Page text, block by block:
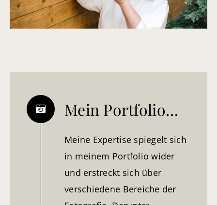
Mein Portfolio…
Meine Expertise spiegelt sich
in meinem Portfolio wider
und erstreckt sich über
verschiedene Bereiche der